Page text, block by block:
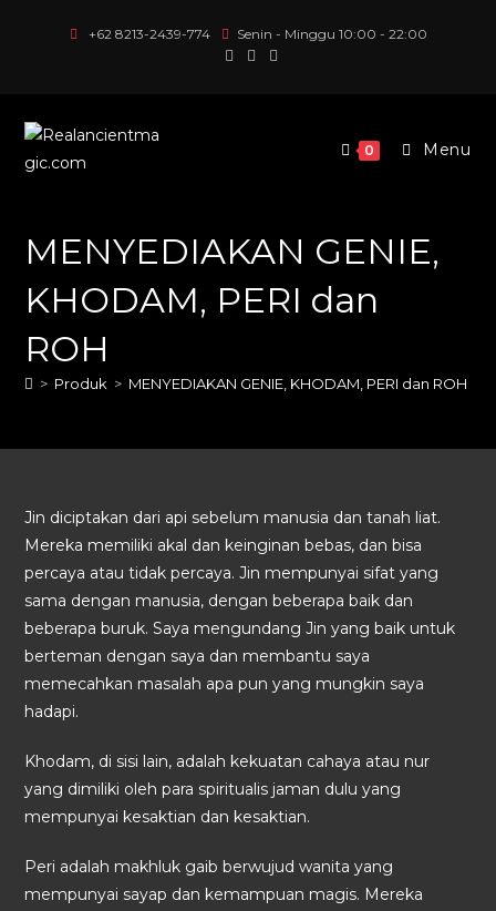
+62 8213-2439-774 Senin - Minggu 10:00 - 22:00
0 Menu
MENYEDIAKAN GENIE,
KHODAM, PERI dan
ROH
> Produk > MENYEDIAKAN GENIE, KHODAM, PERI dan ROH
Jin diciptakan dari api sebelum manusia dan tanah liat.
Mereka memiliki akal dan keinginan bebas, dan bisa
percaya atau tidak percaya. Jin mempunyai sifat yang
sama dengan manusia, dengan beberapa baik dan
beberapa buruk. Saya mengundang Jin yang baik untuk
berteman dengan saya dan membantu saya
memecahkan masalah apa pun yang mungkin saya
hadapi.
Khodam, di sisi lain, adalah kekuatan cahaya atau nur
yang dimiliki oleh para spiritualis jaman dulu yang
mempunyai kesaktian dan kesaktian.
Peri adalah makhluk gaib berwujud wanita yang
mempunyai sayap dan kemampuan magis. Mereka